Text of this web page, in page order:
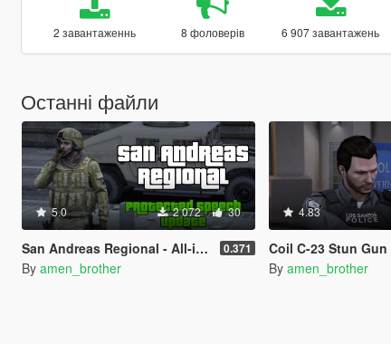
2 завантаженнь 8 фоловерів 6 907 завантажень
Останні файли
5.0 2 072 30
San Andreas Regional - All-in-One Emergency Pack [BETA] [OIV] 0.371
By amen_brother
4.83
Coil C-23 Stun Gun
By amen_brother